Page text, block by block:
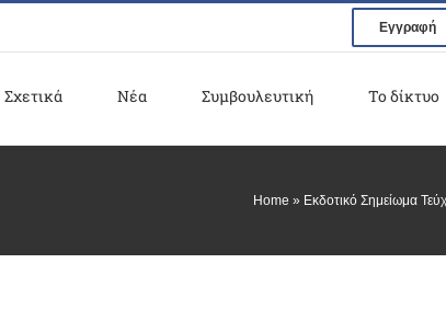
Εγγραφή
Σχετικά Νέα Συμβουλευτική Το δίκτυο
Home » Εκδοτικό Σημείωμα